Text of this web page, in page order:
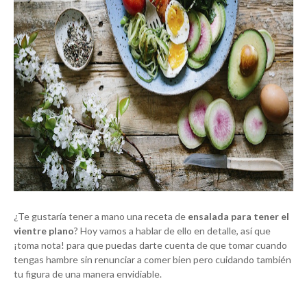
¿Te gustaría tener a mano una receta de ensalada para tener el
vientre plano? Hoy vamos a hablar de ello en detalle, así que
¡toma nota! para que puedas darte cuenta de que tomar cuando
tengas hambre sin renunciar a comer bien pero cuidando también
tu figura de una manera envidiable.